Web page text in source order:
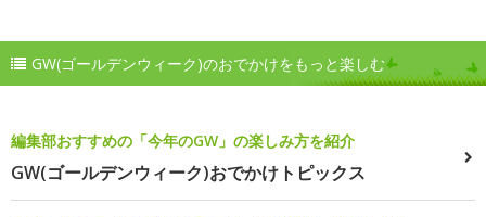
GW(ゴールデンウィーク)のおでかけをもっと楽しむ
編集部おすすめの「今年のGW」の楽しみ方を紹介
GW(ゴールデンウィーク)おでかけトピックス